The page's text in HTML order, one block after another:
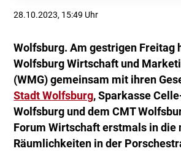
28.10.2023, 15:49 Uhr
Wolfsburg. Am gestrigen Freitag
Wolfsburg Wirtschaft und
(WMG) gemeinsam mit ihren
Stadt Wolfsburg, Sparkasse
Wolfsburg und dem CMT
Forum Wirtschaft erstmals in die
Räumlichkeiten in der